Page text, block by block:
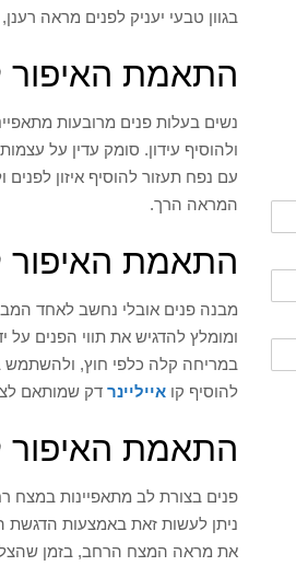
בגוון טבעי יעניק לפנים מראה
התאמת האיפור
נשים בעלות פנים מרובעות
ולהוסיף עידון. סומק עדין על
עם נפח תעזור להוסיף איזון לפנים
המראה הרך.
התאמת האיפור
מבנה פנים אובלי נחשב לאחד
ומומלץ להדגיש את תווי הפנים על
במריחה קלה כלפי חוץ, ולהשתמש
להוסיף קו אייליינר דק שמותאם
התאמת האיפור
פנים בצורת לב מתאפיינות במצח
ניתן לעשות זאת באמצעות הדגשת
את מראה המצח הרחב, בזמן